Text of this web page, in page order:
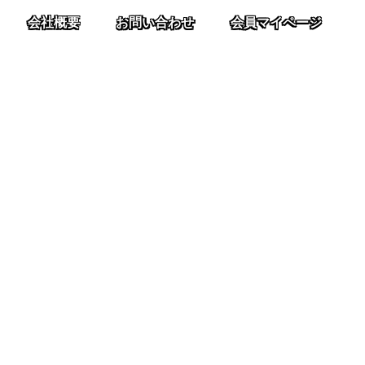
会社概要 お問い合わせ 会員マイページ